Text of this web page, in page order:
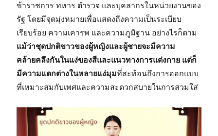
ข้าราชการ ทหาร ตำรวจ และบุคลากรในหน่วยงานของ
รัฐ โดยมีจุดมุ่งหมายเพื่อแสดงถึงความเป็นระเบียบ
เรียบร้อย ความเคารพ และความภูมิฐาน อย่างไรก็ตาม
แม้ว่าชุดปกติขาวของผู้หญิงและผู้ชายจะมีความ
คล้ายคลึงกันในแง่ของสีและแนวทางการแต่งกาย แต่ก็
มีความแตกต่างในหลายแง่มุมที่สะท้อนถึงการออกแบบ
ที่เหมาะสมกับเพศและความสะดวกสบายในการสวมใส่